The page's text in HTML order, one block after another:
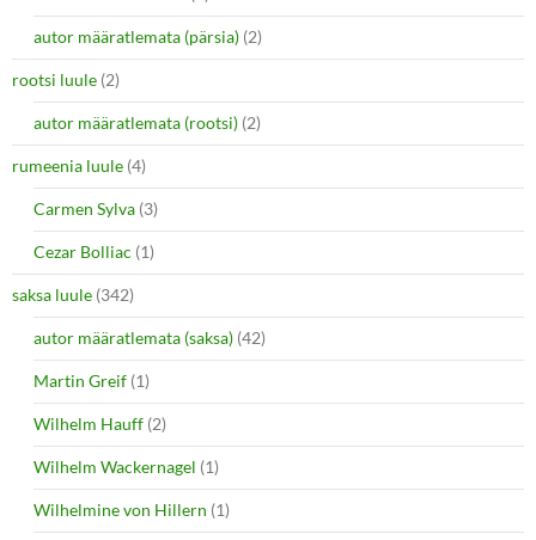
autor määratlemata (pärsia) (2)
rootsi luule (2)
autor määratlemata (rootsi) (2)
rumeenia luule (4)
Carmen Sylva (3)
Cezar Bolliac (1)
saksa luule (342)
autor määratlemata (saksa) (42)
Martin Greif (1)
Wilhelm Hauff (2)
Wilhelm Wackernagel (1)
Wilhelmine von Hillern (1)